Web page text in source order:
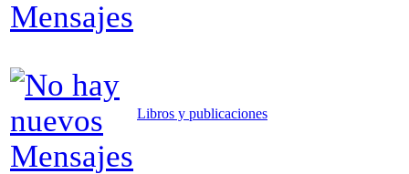
Libros y publicaciones